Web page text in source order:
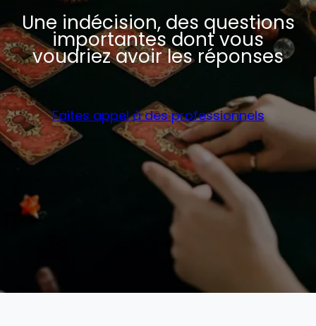
Une indécision, des questions
importantes dont vous
voudriez avoir les réponses
Faites appel à des professionnels